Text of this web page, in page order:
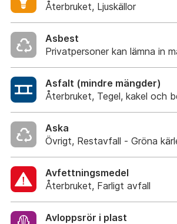
Återbruket, Ljuskällor
Asbest
Privatpersoner kan lämna in
Asfalt (mindre mängder)
Återbruket, Tegel, kakel och
Aska
Övrigt, Restavfall - Gröna
Avfettningsmedel
Återbruket, Farligt avfall
Avloppsrör i plast